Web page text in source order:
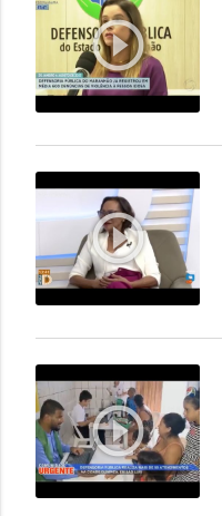
play_circle_outline
play_circle_outline
play_circle_outline